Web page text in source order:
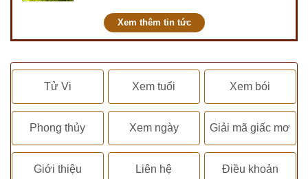
Xem thêm tin tức
Tử Vi Xem tuổi Xem bói
Phong thủy Xem ngày Giải mã giấc mơ
Giới thiệu Liên hệ Điều khoản